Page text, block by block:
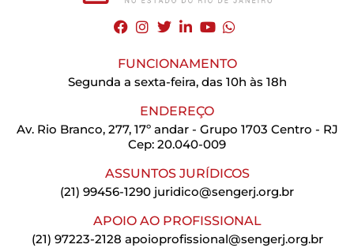
FUNCIONAMENTO
Segunda a sexta-feira, das 10h às 18h
ENDEREÇO
Av. Rio Branco, 277, 17º andar - Grupo 1703 Centro - RJ
Cep: 20.040-009
ASSUNTOS JURÍDICOS
(21) 99456-1290 juridico@sengerj.org.br
APOIO AO PROFISSIONAL
(21) 97223-2128 apoioprofissional@sengerj.org.br